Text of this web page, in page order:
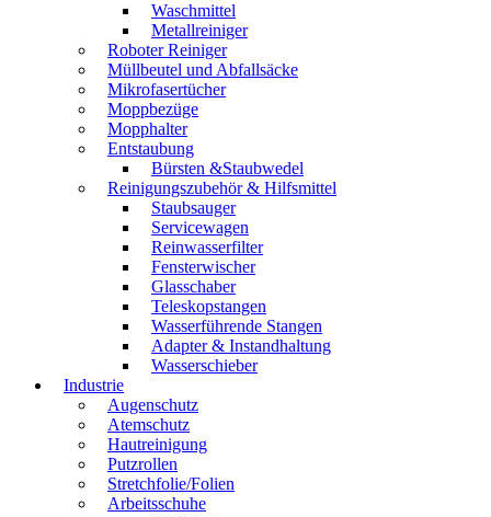
Waschmittel
Metallreiniger
Roboter Reiniger
Müllbeutel und Abfallsäcke
Mikrofasertücher
Moppbezüge
Mopphalter
Entstaubung
Bürsten &Staubwedel
Reinigungszubehör & Hilfsmittel
Staubsauger
Servicewagen
Reinwasserfilter
Fensterwischer
Glasschaber
Teleskopstangen
Wasserführende Stangen
Adapter & Instandhaltung
Wasserschieber
Industrie
Augenschutz
Atemschutz
Hautreinigung
Putzrollen
Stretchfolie/Folien
Arbeitsschuhe